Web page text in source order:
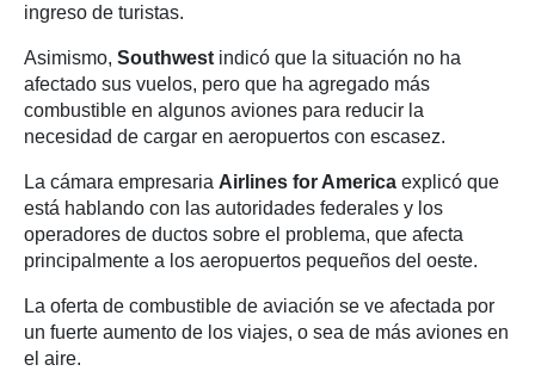
ingreso de turistas.
Asimismo, Southwestindicó que la situación no ha
afectado sus vuelos, pero que ha agregado más
combustible en algunos aviones para reducir la
necesidad de cargar en aeropuertos con escasez.
La cámara empresaria Airlines for America explicó que
está hablando con las autoridades federales y los
operadores de ductos sobre el problema, que afecta
principalmente a los aeropuertos pequeños del oeste.
La oferta de combustible de aviación se ve afectada por
un fuerte aumento de los viajes, o sea de más aviones en
el aire.